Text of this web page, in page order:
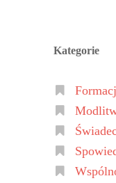
Kategorie